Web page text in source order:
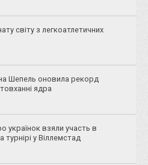
світу з легкоатлетичних
Шепель оновила рекорд
ядра
українок взяли участь в
турнірі у Віллемстад